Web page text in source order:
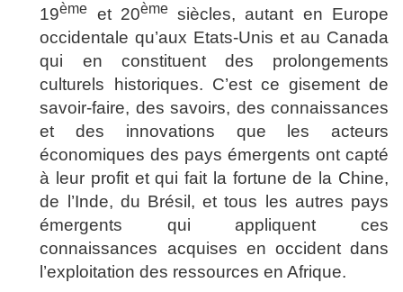
19ème et 20èmesiècles, autant en Europe
occidentale qu’aux Etats-Unis et au Canada
qui en constituent des prolongements
culturels historiques. C’est ce gisement de
savoir-faire, des savoirs, des connaissances
et des innovations que les acteurs
économiques des pays émergents ont capté
à leur profit et qui fait la fortune de la Chine,
de l’Inde, du Brésil, et tous les autres pays
émergents qui appliquent ces
connaissances acquises en occident dans
l’exploitation des ressources en Afrique.